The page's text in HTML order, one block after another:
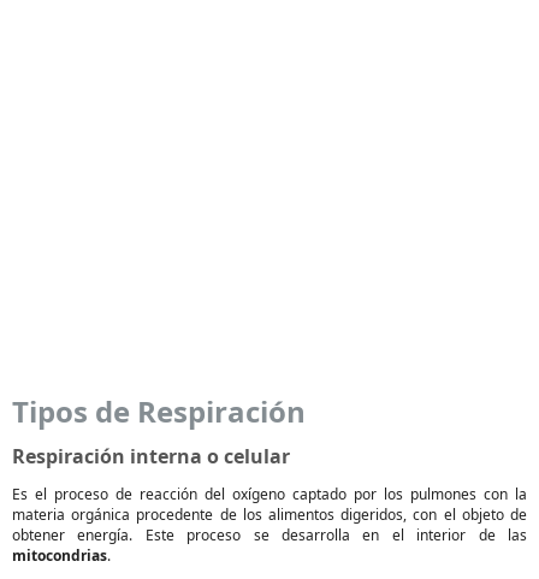
Tipos de Respiración
Respiración interna o celular
Es el proceso de reacción del oxígeno captado por los pulmones con la
materia orgánica procedente de los alimentos digeridos, con el objeto de
obtener energía. Este proceso se desarrolla en el interior de las
mitocondrias.